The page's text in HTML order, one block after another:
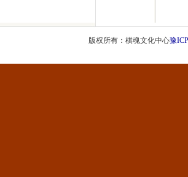
版权所有：棋魂文化中心豫